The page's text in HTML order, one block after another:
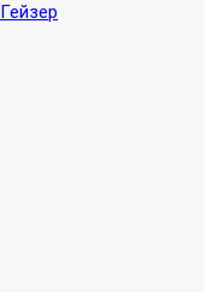
Гейзер